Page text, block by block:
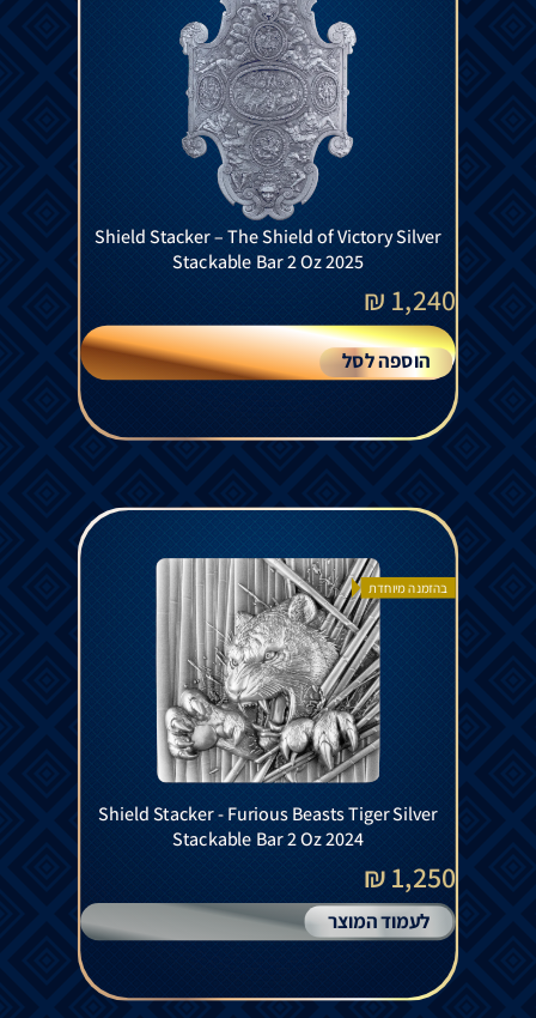
Shield Stacker – The Shield of Victory Silver
Stackable Bar 2 Oz 2025
1,240
₪
הוספה לסל
בהזמנה מיוחדת
Shield Stacker - Furious Beasts Tiger Silver
Stackable Bar 2 Oz 2024
1,250 ₪
לעמוד המוצר